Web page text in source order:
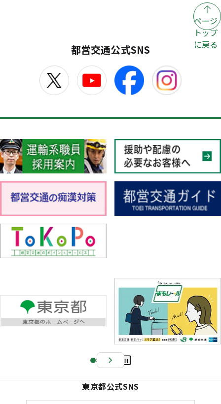
ページ
トップ
に戻る
都営交通公式SNS
Pa
e
東京都公式SNS